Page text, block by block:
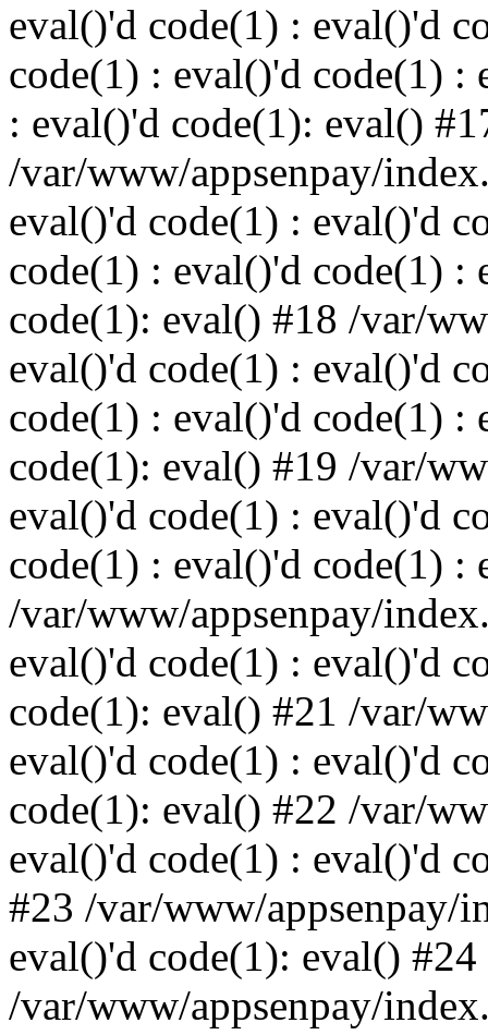
eval()'d code(1) : eval()'d
code(1) : eval()'d code(1) :
: eval()'d code(1): eval()
/var/www/appsenpay/
eval()'d code(1) : eval()'d
code(1) : eval()'d code(1) :
code(1): eval() #18 /var/
eval()'d code(1) : eval()'d
code(1) : eval()'d code(1) :
code(1): eval() #19 /var/
eval()'d code(1) : eval()'d
code(1) : eval()'d code(1) :
/var/www/appsenpay/
eval()'d code(1) : eval()'d
code(1): eval() #21 /var/
eval()'d code(1) : eval()'d
code(1): eval() #22 /var/
eval()'d code(1) : eval()'d
#23 /var/www/appsenpay/
eval()'d code(1): eval() #24
/var/www/appsenpay/